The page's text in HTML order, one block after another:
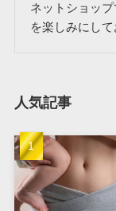
ネットショッ
を楽しみにして
人気記事